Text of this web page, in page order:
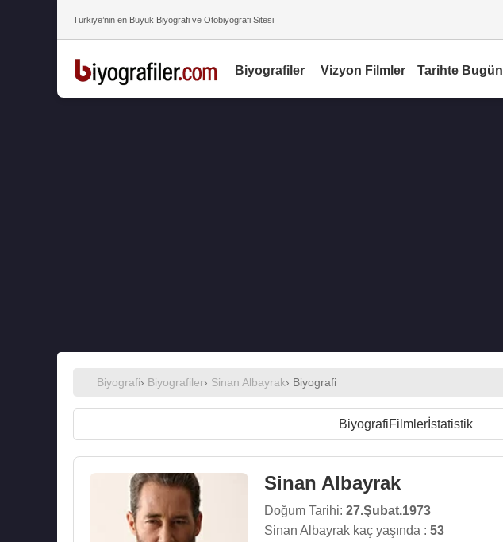
Türkiye’nin en Büyük Biyografi ve Otobiyografi Sitesi
Biyografiler Vizyon Filmler Tarihte Bugün
Biyografi› Biyografiler› Sinan Albayrak› Biyografi
BiyografiFilmler İstatistik
Sinan Albayrak
Doğum Tarihi: 27.Şubat.1973
Sinan Albayrak kaç yaşında : 53